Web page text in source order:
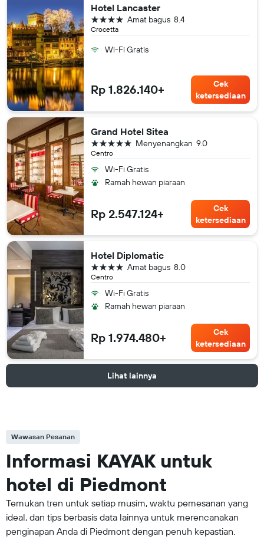
Hotel Lancaster
Crocetta
8.4
Amat bagus
bintang 4
Wi-Fi Gratis
Rp 1.826.140+
Cek
ketersediaan
Grand Hotel Sitea
Centro
9.0
Menyenangkan
bintang 5
Wi-Fi Gratis
Ramah hewan piaraan
Rp 2.547.124+
Cek
ketersediaan
Hotel Diplomatic
Centro
8.0
Amat bagus
bintang 4
Wi-Fi Gratis
Ramah hewan piaraan
Rp 1.974.480+
Cek
ketersediaan
Lihat lainnya
Wawasan Pesanan
Informasi KAYAK untuk
hotel di Piedmont
Temukan tren untuk setiap musim, waktu pemesanan yang
ideal, dan tips berbasis data lainnya untuk merencanakan
penginapan Anda di Piedmont dengan penuh kepastian.